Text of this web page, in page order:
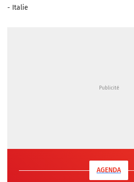
- Italie
AGENDA